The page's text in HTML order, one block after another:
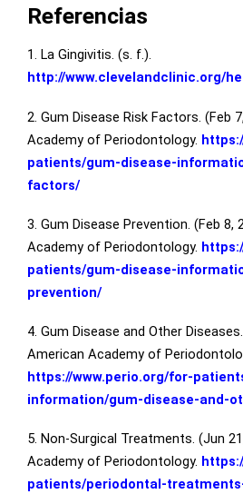
Referencias
1. La Gingivitis. (s. f.).
http://www.clevelandclinic.org/
2. Gum Disease Risk Factors. (Feb
Academy of Periodontology.
patients/gum-disease-
factors/
3. Gum Disease Prevention. (Feb 8,
Academy of Periodontology.
patients/gum-disease-
prevention/
4. Gum Disease and Other
American Academy of
https://www.perio.org/for-
information/gum-disease-and-
5. Non-Surgical Treatments. (Jun
Academy of Periodontology.
patients/periodontal-